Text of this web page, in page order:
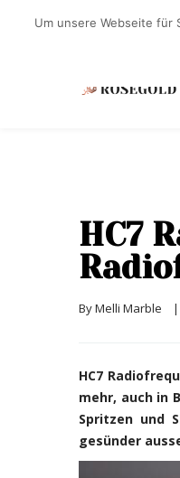
HC7
By Melli Marble |
HC7
mehr, auch in
Spritzen und
gesünder
Um unsere Webseite für